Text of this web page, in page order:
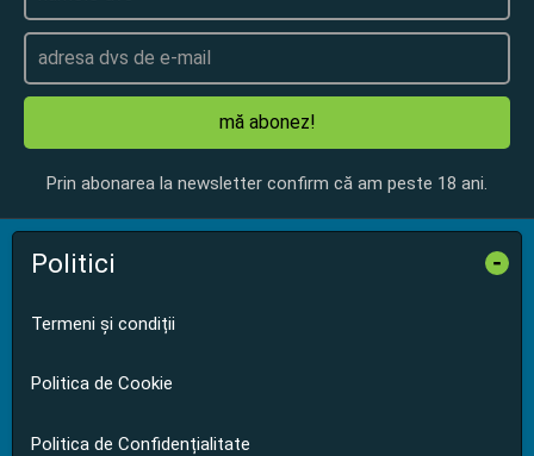
mă abonez!
Prin abonarea la newsletter confirm că am peste 18 ani.
Politici -
Termeni și condiții
Politica de Cookie
Politica de Confidențialitate